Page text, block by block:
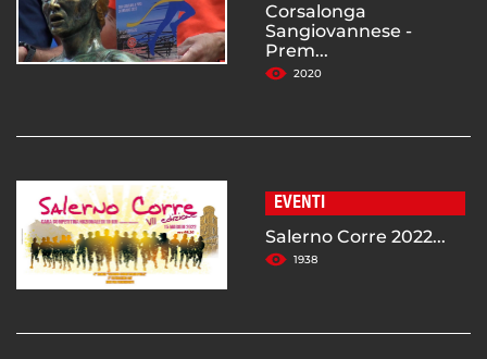
Corsalonga
Sangiovannese -
Prem...
2020
EVENTI
Salerno Corre 2022...
1938